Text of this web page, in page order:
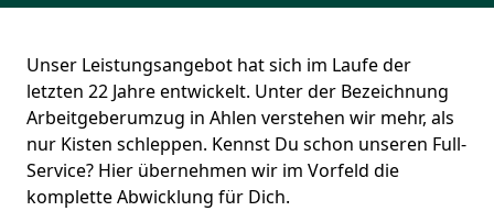
Unser Leistungsangebot hat sich im Laufe der
letzten 22 Jahre entwickelt. Unter der Bezeichnung
Arbeitgeberumzug in Ahlen verstehen wir mehr, als
nur Kisten schleppen. Kennst Du schon unseren Full-
Service? Hier übernehmen wir im Vorfeld die
komplette Abwicklung für Dich.